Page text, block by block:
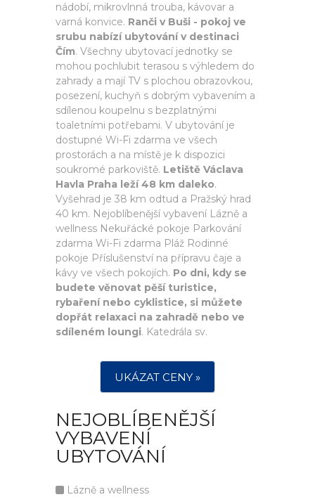
nádobí, mikrovlnná trouba, kávovar a
varná konvice. Ranči v Buši - pokoj ve
srubu nabízí ubytování v destinaci
Čím. Všechny ubytovací jednotky se
mohou pochlubit terasou s výhledem do
zahrady a mají TV s plochou obrazovkou,
posezení, kuchyň s dobrým vybavením a
sdílenou koupelnu s bezplatnými
toaletními potřebami. V ubytování je
dostupné Wi-Fi zdarma ve všech
prostorách a na místě je k dispozici
soukromé parkoviště. Letiště Václava
Havla Praha leží 48 km daleko.
Vyšehrad je 38 km odtud a Pražský hrad
40 km. Nejoblíbenější vybavení Lázně a
wellness Nekuřácké pokoje Parkování
zdarma Wi-Fi zdarma Pláž Rodinné
pokoje Příslušenství na přípravu čaje a
kávy ve všech pokojích. Po dni, kdy se
budete věnovat pěší turistice,
rybaření nebo cyklistice, si můžete
dopřát relaxaci na zahradě nebo ve
sdíleném loungi. Katedrála sv.
UKÁZAT CENY »
NEJOBLÍBENĚJŠÍ
VYBAVENÍ
UBYTOVÁNÍ
Lázně a wellness